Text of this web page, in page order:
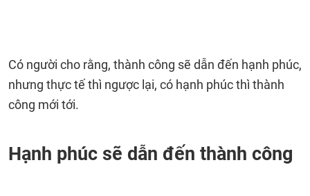
Có người cho rằng, thành công sẽ dẫn đến hạnh phúc,
nhưng thực tế thì ngược lại, có hạnh phúc thì thành
công mới tới.
Hạnh phúc sẽ dẫn đến thành công